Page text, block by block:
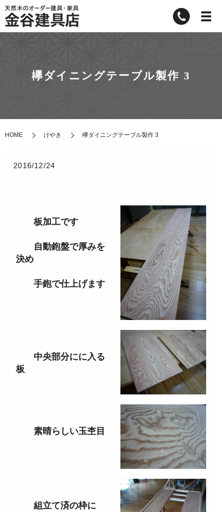
欅ダイニングテーブル製作 3
HOME けやき 欅ダイニングテーブル製作 3
2016/12/24
板加工です
自動鉋盤で厚みを
決め
手鉋で仕上げます
中央部分にに入る
板
素晴らしい玉杢目
組立て済の枠に